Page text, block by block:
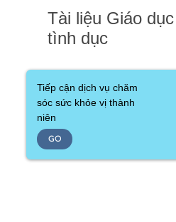
Tài liệu Giáo
tình dục
Tiếp cận dịch vụ chăm
sóc sức khỏe vị thành
niên
GO